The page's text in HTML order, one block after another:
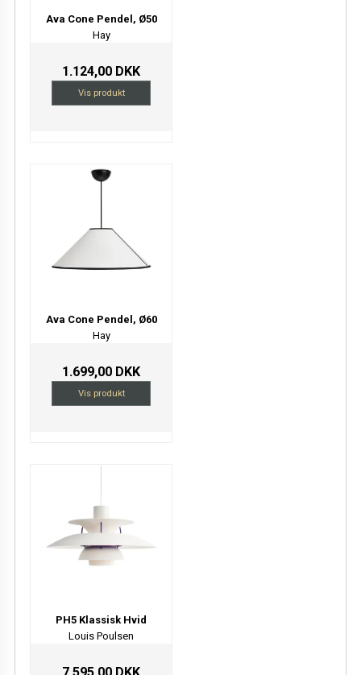
Ava Cone Pendel, Ø50
Hay
1.124,00 DKK
Vis produkt
Ava Cone Pendel, Ø60
Hay
1.699,00 DKK
Vis produkt
PH5 Klassisk Hvid
Louis Poulsen